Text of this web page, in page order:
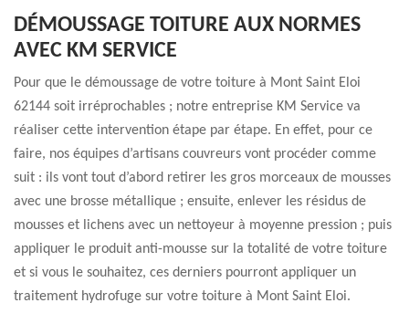
DÉMOUSSAGE TOITURE AUX NORMES
AVEC KM SERVICE
Pour que le démoussage de votre toiture à Mont Saint Eloi
62144 soit irréprochables ; notre entreprise KM Service va
réaliser cette intervention étape par étape. En effet, pour ce
faire, nos équipes d’artisans couvreurs vont procéder comme
suit : ils vont tout d’abord retirer les gros morceaux de mousses
avec une brosse métallique ; ensuite, enlever les résidus de
mousses et lichens avec un nettoyeur à moyenne pression ; puis
appliquer le produit anti-mousse sur la totalité de votre toiture
et si vous le souhaitez, ces derniers pourront appliquer un
traitement hydrofuge sur votre toiture à Mont Saint Eloi.